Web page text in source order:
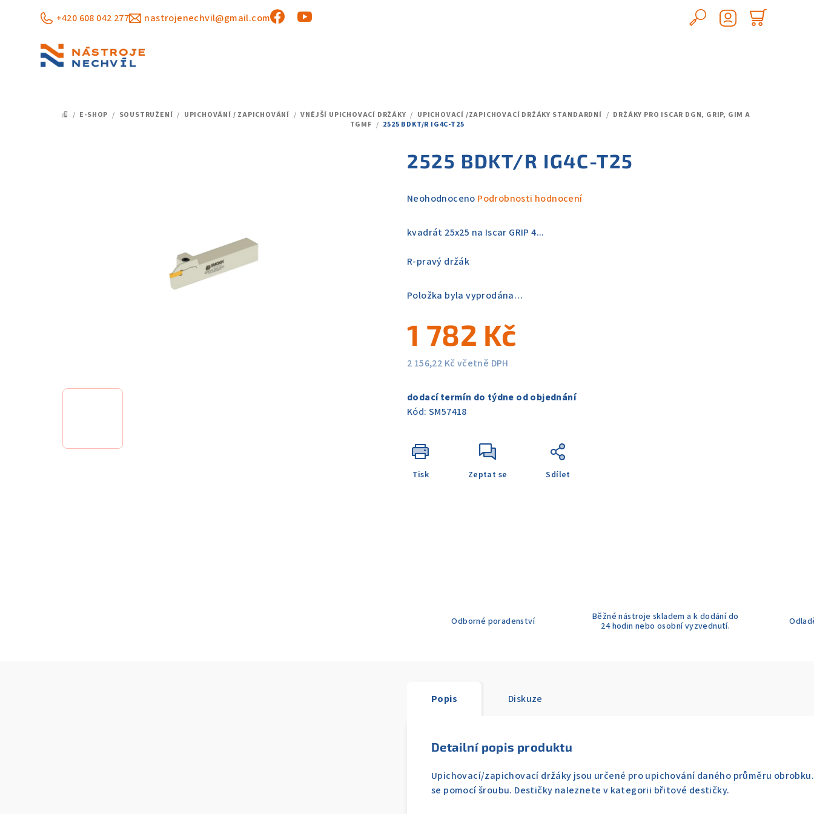
+420 608 042 277 nastrojenechvil@gmail.com
Hledat
DOMŮ
/ E-SHOP / SOUSTRUŽENÍ / UPICHOVÁNÍ / ZAPICHOVÁNÍ / VNĚJŠÍ UPICHOVACÍ DRŽÁKY / UPICHOVACÍ /ZAPICHOVACÍ DRŽÁKY STANDARDNÍ / DRŽÁKY PRO ISCAR DGN, GRIP, GIM A
TGMF / 2525 BDKT/R IG4C-T25
2525 BDKT/R IG4C-T25
Průměrné
produktu
0,0
hvězdiček.
Neohodnoceno Podrobnosti hodnocení
kvadrát 25x25 na Iscar GRIP 4...
R-pravý držák
Položka byla vyprodána…
1 782 Kč
2 156,22 Kč včetně DPH
cena:
dodací termín do týdne od objednání
Kód: SM57418
Tisk Zeptat se Sdílet
Odborné poradenství
Běžné nástroje skladem a k dodání do
24 hodin nebo osobní vyzvednutí.
Popis Diskuze
Detailní popis produktu
Upichovací/zapichovací držáky jsou určené pro upichování daného průměru
se pomocí šroubu. Destičky naleznete v kategorii břitové destičky.